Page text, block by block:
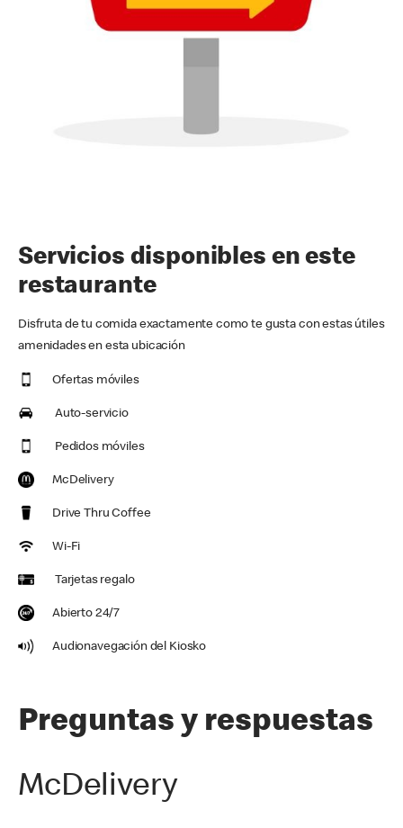
Servicios disponibles en este
restaurante
Disfruta de tu comida exactamente como te gusta con estas útiles
amenidades en esta ubicación
Ofertas móviles
Auto-servicio
Pedidos móviles
McDelivery
Drive Thru Coffee
Wi-Fi
Tarjetas regalo
Abierto 24/7
Audionavegación del Kiosko
Preguntas y respuestas
McDelivery